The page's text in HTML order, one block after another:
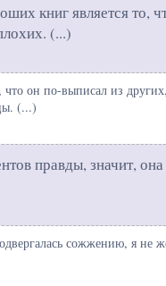
книг является то,
(...)
он по-выписал из
(...)
правды, значит,
сожжению, я не